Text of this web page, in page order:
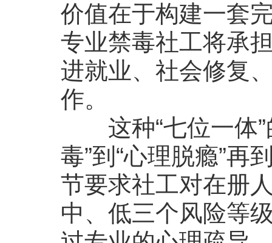
价值在于构建一套
专业禁毒社工将承
进就业、社会修复
作。
这种“七位一体”
毒”到“心理脱瘾”再
节要求社工对在册
中、低三个风险等